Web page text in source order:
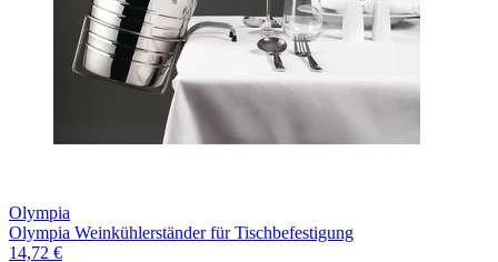
Olympia
Olympia Weinkühlerständer für Tischbefestigung
14,72 €